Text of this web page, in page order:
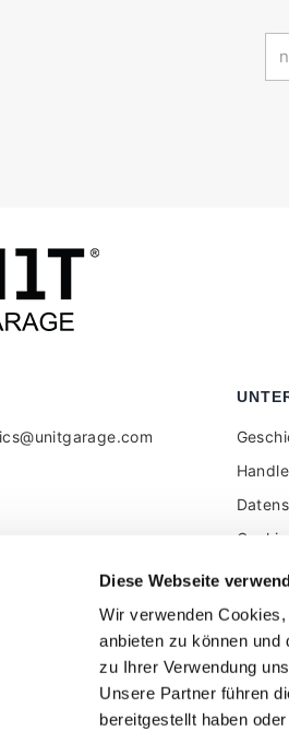
Diese Webseite
Wir verwenden
anbieten zu können und
zu Ihrer Verwendung
Unsere Partner führen
bereitgestellt haben
Für